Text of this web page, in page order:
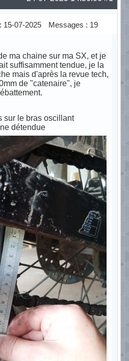
15-07-2025 Messages : 19
ma chaine sur ma SX, et je
suffisamment tendue, je la
mais d'après la revue tech,
de "catenaire", je
sur le bras oscillant
détendue